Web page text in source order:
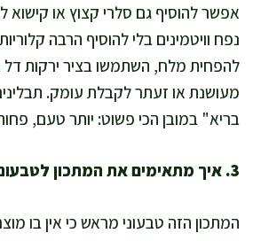
אפשר להוסיף גם סלרי קצוץ או קישוא
נפח וויטמינים בלי להוסיף הרבה
להפחית מלח, השתמשו בציר ירקות דל
מעושנת או זעתר לקבלת עומק.
בריא" במובן הכי פשוט: יותר טעם,
3. איך מתאימים את המתכון לטבעונים ולללא גלוטן?
המתכון הזה טבעוני מראש כי אין בו